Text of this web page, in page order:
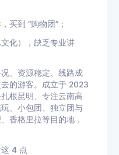
买到 “购物团”；
化），缺乏专业讲
、资源稳定、线路成
的游客。成立于 2023
根昆明、专注云南高
、小包团、独立团与
香格里拉等目的地，
4 点